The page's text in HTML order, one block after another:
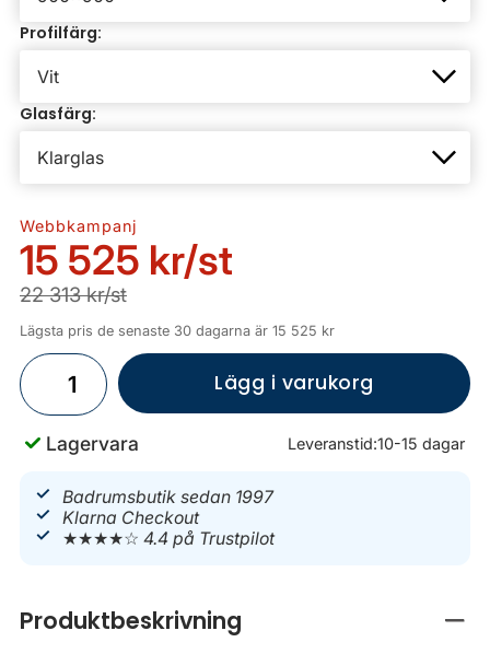
Profilfärg:
Glasfärg:
Webbkampanj
15 525 kr/st
22 313 kr/st
Lägsta pris de senaste 30 dagarna är 15 525 kr
Lägg i varukorg
Lagervara Leveranstid:10-15 dagar
Badrumsbutik sedan 1997
Klarna Checkout
★★★★☆4.4 på Trustpilot
Produktbeskrivning